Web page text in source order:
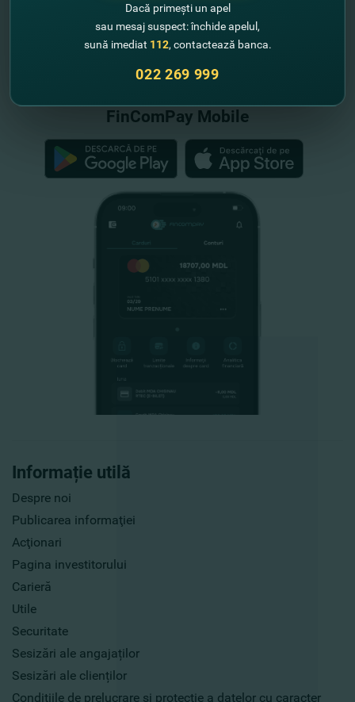
Informație utilă
Despre noi
Publicarea informaţiei
Acţionari
Pagina investitorului
Carieră
Utile
Securitate
Sesizări ale angajaților
Sesizări ale clienților
Condițiile de prelucrare și protecție a datelor cu caracter
"FinComBank" S.A. este membră a
din Republica Moldova
FinComPay Mobile
Dacă primești un apel
sau mesaj suspect: închide apelul,
sună imediat 112, contactează banca.
022 269 999